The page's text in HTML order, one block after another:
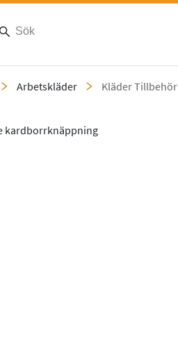
Arbetskläder Kläder Tillbehör